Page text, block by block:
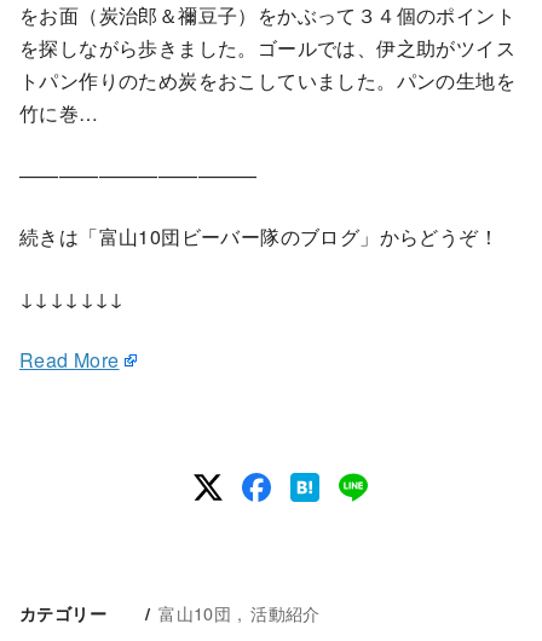
をお面（炭治郎＆禰豆子）をかぶって３４個のポイント
を探しながら歩きました。ゴールでは、伊之助がツイス
トパン作りのため炭をおこしていました。パンの生地を
竹に巻…
————————————
続きは「富山10団ビーバー隊のブログ」からどうぞ！
↓↓↓↓↓↓↓
Read More
カテゴリー 富山10団 活動紹介